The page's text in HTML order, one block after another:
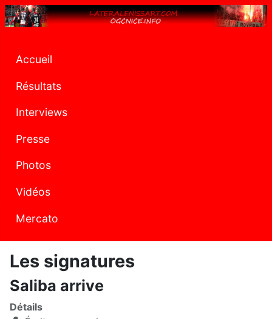
Accueil
Résultats
Interviews
Presse
Photos
Vidéos
Mercato
Les signatures
Saliba arrive
Détails